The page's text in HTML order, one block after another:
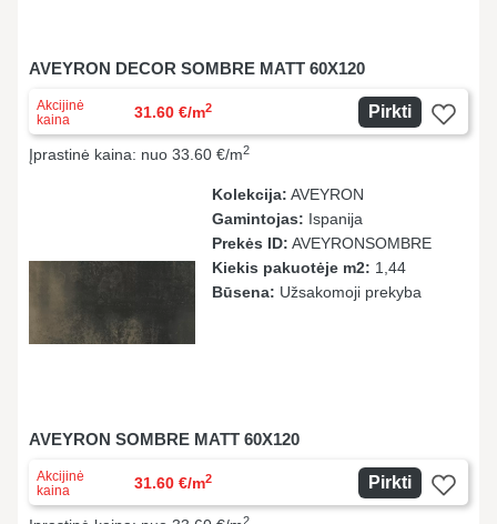
AVEYRON DECOR SOMBRE MATT 60X120
Akcijinė
kaina
31.60 €/m2 Pirkti
Įprastinė kaina: nuo 33.60 €/m2
Kolekcija: AVEYRON
Gamintojas: Ispanija
Prekės ID: AVEYRONSOMBRE
Kiekis pakuotėje m2: 1,44
Būsena: Užsakomoji prekyba
AVEYRON SOMBRE MATT 60X120
Akcijinė
kaina
31.60 €/m2 Pirkti
2